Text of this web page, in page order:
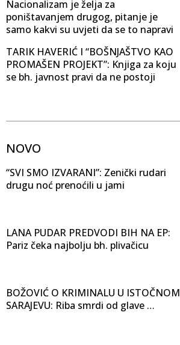
Nacionalizam je želja za
poništavanjem drugog, pitanje je
samo kakvi su uvjeti da se to napravi
TARIK HAVERIĆ I “BOŠNJAŠTVO KAO
PROMAŠEN PROJEKT”: Knjiga za koju
se bh. javnost pravi da ne postoji
NOVO
“SVI SMO IZVARANI”: Zenički rudari
drugu noć prenoćili u jami
LANA PUDAR PREDVODI BIH NA EP:
Pariz čeka najbolju bh. plivačicu
BOŽOVIĆ O KRIMINALU U ISTOČNOM
SARAJEVU: Riba smrdi od glave …